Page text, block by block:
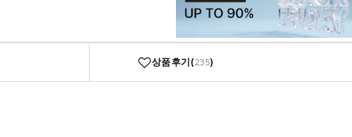
상품후기(235)